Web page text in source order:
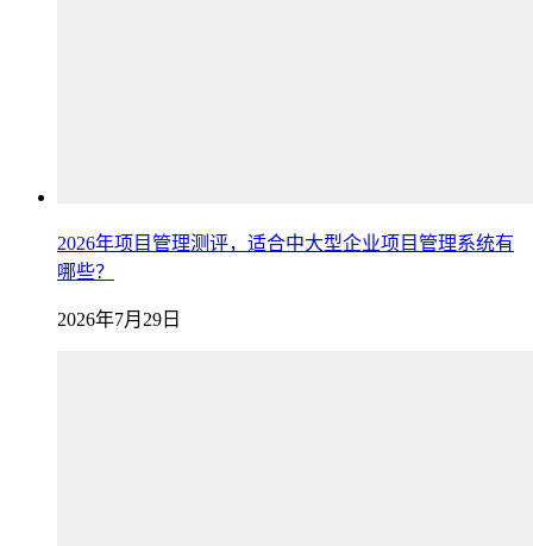
2026年项目管理测评，适合中大型企业项目管理系统有
哪些？
2026年7月29日